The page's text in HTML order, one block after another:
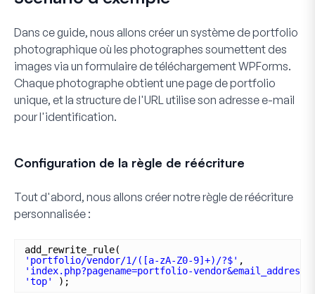
Dans ce guide, nous allons créer un système de portfolio
photographique où les photographes soumettent des
images via un formulaire de téléchargement WPForms.
Chaque photographe obtient une page de portfolio
unique, et la structure de l'URL utilise son adresse e-mail
pour l'identification.
Configuration de la règle de réécriture
Tout d'abord, nous allons créer notre règle de réécriture
personnalisée :
add_rewrite_rule(
'portfolio/vendor/1/([a-zA-Z0-9]+)/?$' ,
'index.php?pagename=portfolio-
'top'
);